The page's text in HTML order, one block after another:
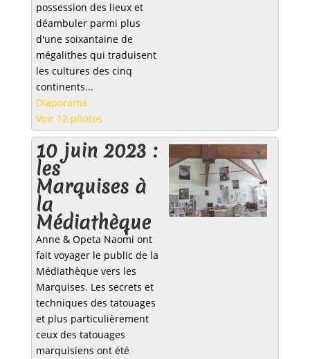
possession des lieux et
déambuler parmi plus
d'une soixantaine de
mégalithes qui traduisent
les cultures des cinq
continents...
Diaporama
Voir 12 photos
10 juin 2023 :
les
Marquises à
la
Médiathèque
Anne & Opeta Naomi ont
fait voyager le public de la
Médiathèque vers les
Marquises. Les secrets et
techniques des tatouages
et plus particulièrement
ceux des tatouages
marquisiens ont été